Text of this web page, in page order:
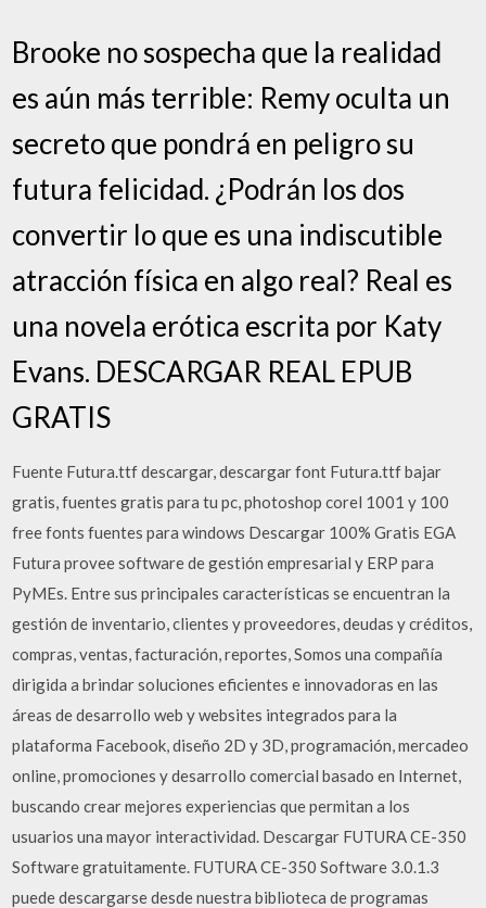
Brooke no sospecha que la realidad
es aún más terrible: Remy oculta un
secreto que pondrá en peligro su
futura felicidad. ¿Podrán los dos
convertir lo que es una indiscutible
atracción física en algo real? Real es
una novela erótica escrita por Katy
Evans. DESCARGAR REAL EPUB
GRATIS
Fuente Futura.ttf descargar, descargar font Futura.ttf bajar
gratis, fuentes gratis para tu pc, photoshop corel 1001 y 100
free fonts fuentes para windows Descargar 100% Gratis EGA
Futura provee software de gestión empresarial y ERP para
PyMEs. Entre sus principales características se encuentran la
gestión de inventario, clientes y proveedores, deudas y créditos,
compras, ventas, facturación, reportes, Somos una compañía
dirigida a brindar soluciones eficientes e innovadoras en las
áreas de desarrollo web y websites integrados para la
plataforma Facebook, diseño 2D y 3D, programación, mercadeo
online, promociones y desarrollo comercial basado en Internet,
buscando crear mejores experiencias que permitan a los
usuarios una mayor interactividad. Descargar FUTURA CE-350
Software gratuitamente. FUTURA CE-350 Software 3.0.1.3
puede descargarse desde nuestra biblioteca de programas